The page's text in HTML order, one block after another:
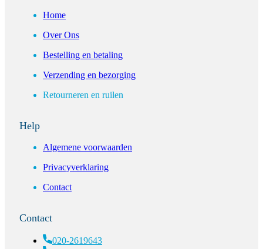
Home
Over Ons
Bestelling en betaling
Verzending en bezorging
Retourneren en ruilen
Help
Algemene voorwaarden
Privacyverklaring
Contact
Contact
020-2619643